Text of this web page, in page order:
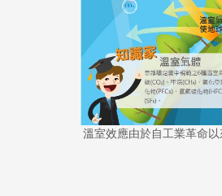
溫室效應由於自工業革命